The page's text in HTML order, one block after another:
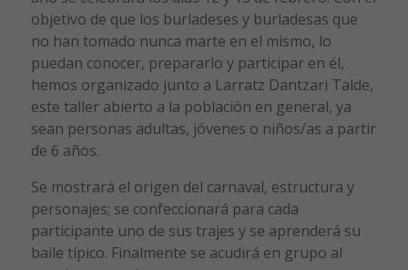
objetivo de que los burladeses y burladesas que
no han tomado nunca marte en el mismo, lo
puedan conocer, prepararlo y participar en él,
hemos organizado junto a Larratz Dantzari Talde,
este taller abierto a la población en general, ya
sean personas adultas, jóvenes o niños/as a partir
de 6 años.
Se mostrará el origen del carnaval, estructura y
personajes; se confeccionará para cada
participante uno de sus trajes y se aprenderá su
baile típico. Finalmente se acudirá en grupo al